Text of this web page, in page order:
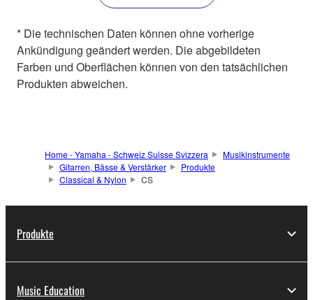
* Die technischen Daten können ohne vorherige
Ankündigung geändert werden. Die abgebildeten
Farben und Oberflächen können von den tatsächlichen
Produkten abweichen.
Home - Yamaha - Schweiz Suisse Svizzera
Musikinstrumente
Gitarren, Bässe & Verstärker
Produkte
Classical & Nylon
CS
Produkte
Music Education